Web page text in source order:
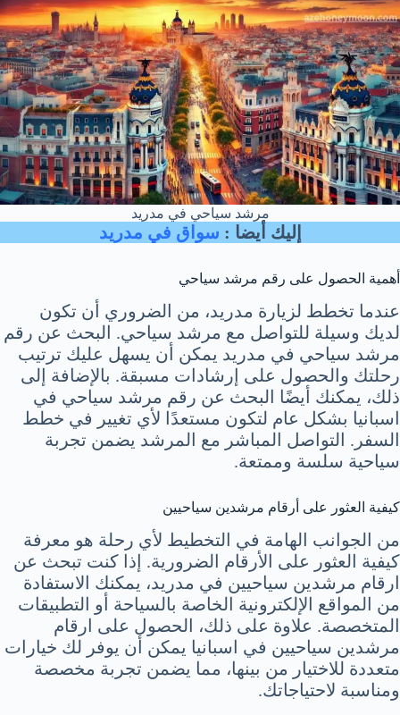
مرشد سياحي في مدريد
إليك أيضا : سواق في مدريد
أهمية الحصول على رقم مرشد سياحي
عندما تخطط لزيارة مدريد، من الضروري أن تكون
لديك وسيلة للتواصل مع مرشد سياحي. البحث عن رقم
مرشد سياحي في مدريد يمكن أن يسهل عليك ترتيب
رحلتك والحصول على إرشادات مسبقة. بالإضافة إلى
ذلك، يمكنك أيضًا البحث عن رقم مرشد سياحي في
اسبانيا بشكل عام لتكون مستعدًا لأي تغيير في خطط
السفر. التواصل المباشر مع المرشد يضمن تجربة
سياحية سلسة وممتعة.
كيفية العثور على أرقام مرشدين سياحيين
من الجوانب الهامة في التخطيط لأي رحلة هو معرفة
كيفية العثور على الأرقام الضرورية. إذا كنت تبحث عن
ارقام مرشدين سياحيين في مدريد، يمكنك الاستفادة
من المواقع الإلكترونية الخاصة بالسياحة أو التطبيقات
المتخصصة. علاوة على ذلك، الحصول على ارقام
مرشدين سياحيين في اسبانيا يمكن أن يوفر لك خيارات
متعددة للاختيار من بينها، مما يضمن تجربة مخصصة
ومناسبة لاحتياجاتك.